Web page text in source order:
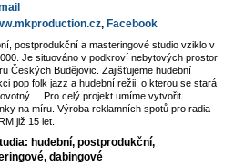
, Facebook
postprodukční a masteringové studio vziklo v
Je situováno v podkroví nebytových prostor
Českých Budějovic. Zajišťujeme hudební
pop folk jazz a hudební režii, o kterou se stará
Pro celý projekt umíme vytvořit
na míru. Výroba reklamních spotů pro radia
již 15 let.
hudební, postprodukční,
dabingové